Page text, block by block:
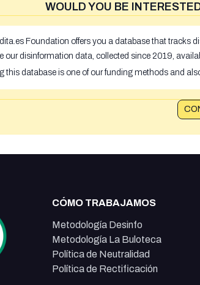
WOULD YOU BE
Foundation offers you a database that tracks
our disinformation data, collected since 2019,
this database is one of our funding methods and
CÓMO TRABAJAMOS
Metodología Desinfo
Metodología La Buloteca
Política de Neutralidad
Política de Rectificación